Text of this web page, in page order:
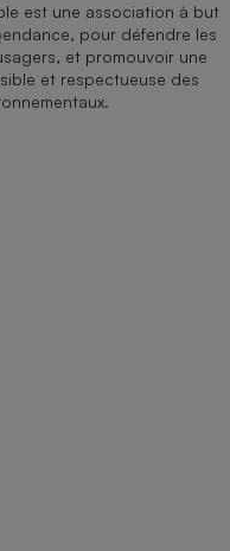
est une association à but
pour défendre les
et promouvoir une
et respectueuse des